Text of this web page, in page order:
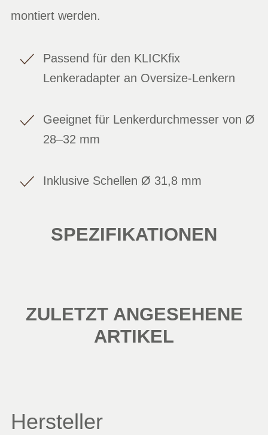
montiert werden.
Passend für den KLICKfix
Lenkeradapter an Oversize-Lenkern
Geeignet für Lenkerdurchmesser von Ø
28–32 mm
Inklusive Schellen Ø 31,8 mm
SPEZIFIKATIONEN
ZULETZT ANGESEHENE
ARTIKEL
Hersteller